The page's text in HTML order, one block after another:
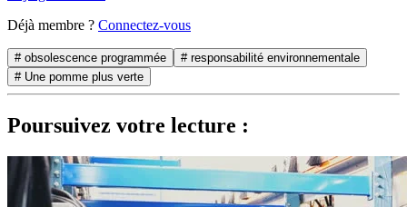
Déjà membre ? Connectez-vous
# obsolescence programmée
# responsabilité environnementale
# Une pomme plus verte
Poursuivez votre lecture :